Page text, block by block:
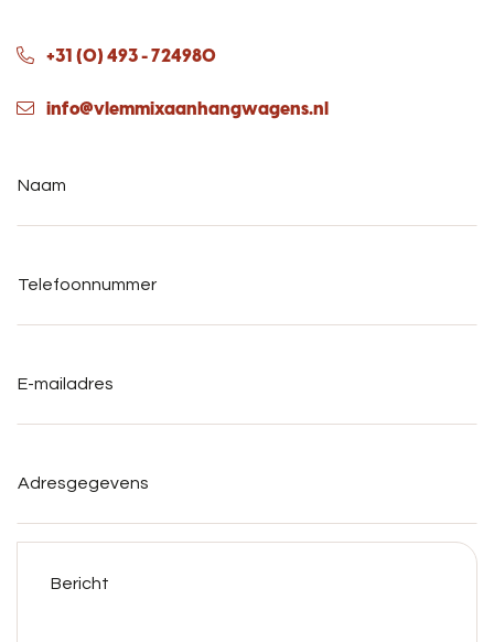
+31 (0) 493 - 724980
info@vlemmixaanhangwagens.nl